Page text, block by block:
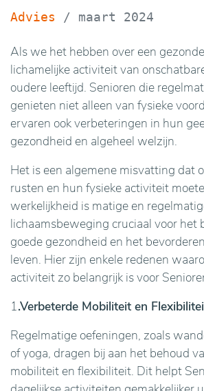
Advies / maart 2024
Als we het hebben over een
lichamelijke activiteit van
oudere leeftijd. Senioren die
genieten niet alleen van fysieke
ervaren ook verbeteringen in hun
gezondheid en algeheel welzijn.
Het is een algemene misvatting dat
rusten en hun fysieke activiteit
werkelijkheid is matige en
lichaamsbeweging cruciaal voor het
goede gezondheid en het
leven. Hier zijn enkele redenen
activiteit zo belangrijk is voor
1.Verbeterde Mobiliteit en
Regelmatige oefeningen, zoals
of yoga, dragen bij aan het behoud
mobiliteit en flexibiliteit. Dit helpt